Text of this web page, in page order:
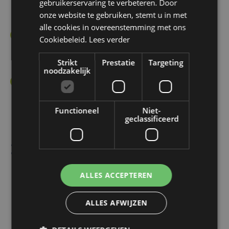
voldoen aan de strengste normen voor
duurzaamheiden veiligheid.
Comfort en functionaliteit:
Ontworpen voor
speel- en leeromgevingen.
Uitgebreide dienstverlening:
Uitstekende
klantenservice
van advies en ontwerp tot installatie
en aftersales.
360° Services die
perfect aansluiten bij
uw kinderopvang
gebruikerservaring te verbeteren. Door
onze website te gebruiken, stemt u in met
alle cookies in overeenstemming met ons
Cookiebeleid. Lees verder
Strikt
noodzakelijk
Prestatie Targeting
Functioneel
Niet-
geclassificeerd
ALLES ACCEPTEREN
ALLES AFWIJZEN